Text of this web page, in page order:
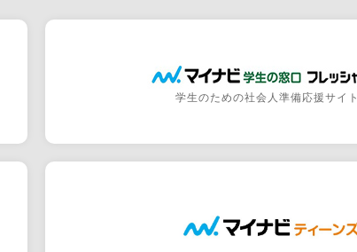
学生のための社会人準備応援サイト